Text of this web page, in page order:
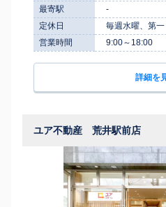
最寄駅
-
定休日
毎週水曜、第
営業時間
9:00～18:00
詳細を
ユア不動産 荒井駅前店